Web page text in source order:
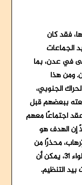
فقد كان
الجماعات
في عدن، بما
ومن هذا
الجنوبي،
ببعضهم قبل
اجتماعًا معهم
إن الهدف هو
محذرًا من
وجود نحو تسعين دبابة مجنزرة في اللواء 31، يمكن أن
بيد التنظيم.